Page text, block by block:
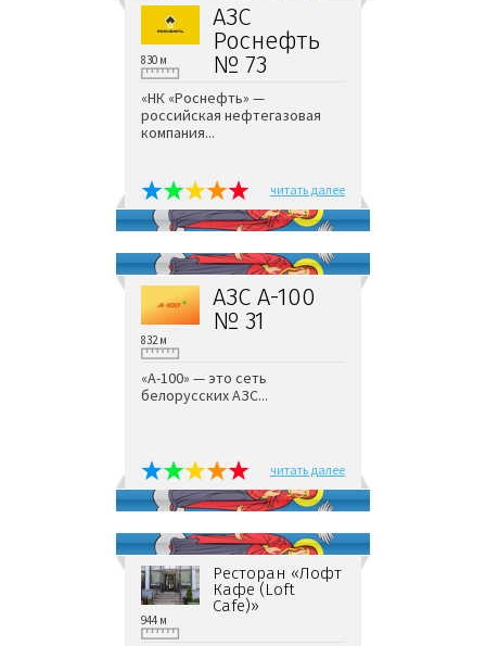
АЗС
Роснефть
№ 73
830 м
«НК «Роснефть» —
российская нефтегазовая
компания...
читать далее
АЗС А-100
№ 31
832 м
«А-100» — это сеть
белорусских АЗС...
читать далее
Ресторан «Лофт
Кафе (Loft
Cafe)»
944 м